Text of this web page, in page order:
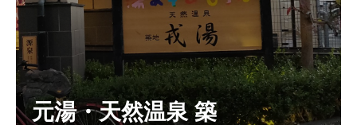
元湯・天然温泉 築